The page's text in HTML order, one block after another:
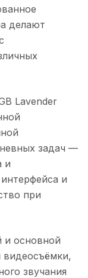
делают
Lavender
задач —
и
и
при
и основной
видеосъёмки,
звучания